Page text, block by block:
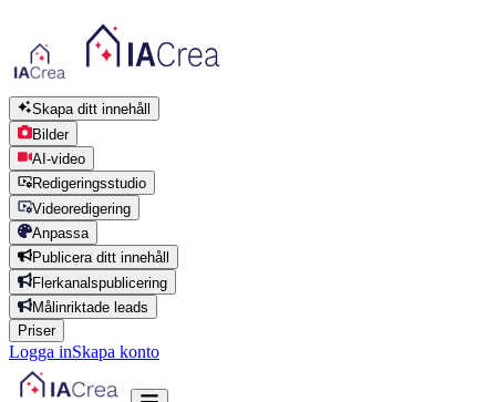
Skapa ditt innehåll
Bilder
AI-video
Redigeringsstudio
Videoredigering
Anpassa
Publicera ditt innehåll
Flerkanalspublicering
Målinriktade leads
Priser
Logga inSkapa konto